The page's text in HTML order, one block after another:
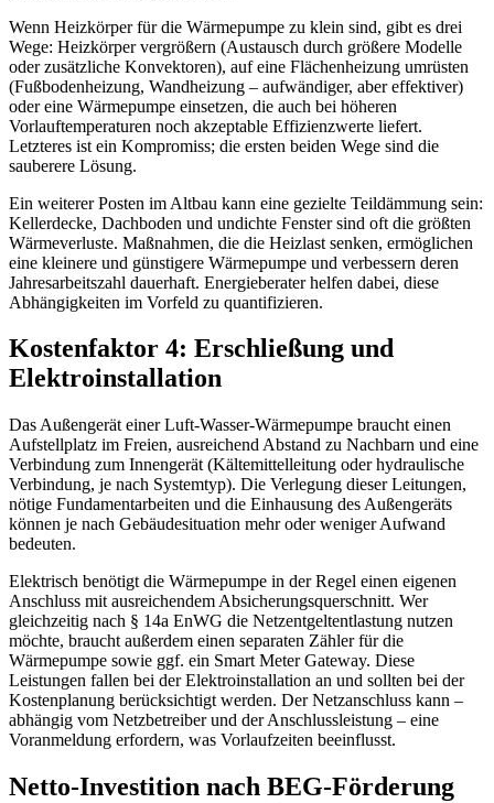
Wenn Heizkörper für die Wärmepumpe zu klein sind, gibt es drei
Wege: Heizkörper vergrößern (Austausch durch größere Modelle
oder zusätzliche Konvektoren), auf eine Flächenheizung umrüsten
(Fußbodenheizung, Wandheizung – aufwändiger, aber effektiver)
oder eine Wärmepumpe einsetzen, die auch bei höheren
Vorlauftemperaturen noch akzeptable Effizienzwerte liefert.
Letzteres ist ein Kompromiss; die ersten beiden Wege sind die
sauberere Lösung.
Ein weiterer Posten im Altbau kann eine gezielte Teildämmung sein:
Kellerdecke, Dachboden und undichte Fenster sind oft die größten
Wärmeverluste. Maßnahmen, die die Heizlast senken, ermöglichen
eine kleinere und günstigere Wärmepumpe und verbessern deren
Jahresarbeitszahl dauerhaft. Energieberater helfen dabei, diese
Abhängigkeiten im Vorfeld zu quantifizieren.
Kostenfaktor 4: Erschließung und
Elektroinstallation
Das Außengerät einer Luft-Wasser-Wärmepumpe braucht einen
Aufstellplatz im Freien, ausreichend Abstand zu Nachbarn und eine
Verbindung zum Innengerät (Kältemittelleitung oder hydraulische
Verbindung, je nach Systemtyp). Die Verlegung dieser Leitungen,
nötige Fundamentarbeiten und die Einhausung des Außengeräts
können je nach Gebäudesituation mehr oder weniger Aufwand
bedeuten.
Elektrisch benötigt die Wärmepumpe in der Regel einen eigenen
Anschluss mit ausreichendem Absicherungsquerschnitt. Wer
gleichzeitig nach § 14a EnWG die Netzentgeltentlastung nutzen
möchte, braucht außerdem einen separaten Zähler für die
Wärmepumpe sowie ggf. ein Smart Meter Gateway. Diese
Leistungen fallen bei der Elektroinstallation an und sollten bei der
Kostenplanung berücksichtigt werden. Der Netzanschluss kann –
abhängig vom Netzbetreiber und der Anschlussleistung – eine
Voranmeldung erfordern, was Vorlaufzeiten beeinflusst.
Netto-Investition nach BEG-Förderung